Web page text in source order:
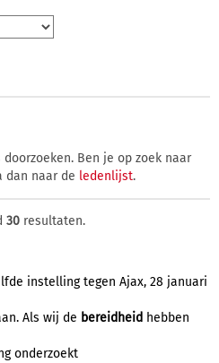
Ben je op zoek naar
dan naar de ledenlijst.
30 resultaten.
instelling tegen Ajax, 28 januari
Als wij de bereidheid hebben
onderzoekt